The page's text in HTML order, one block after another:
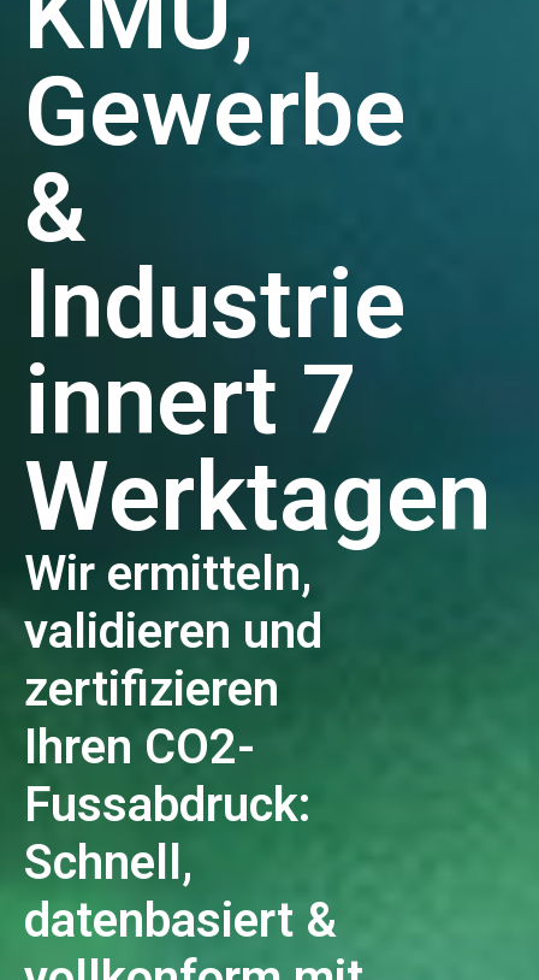
Gewerbe
&
Industrie
innert 7
Werktagen
Wir ermitteln,
validieren und
zertifizieren
Ihren CO2-
Fussabdruck:
Schnell,
datenbasiert &